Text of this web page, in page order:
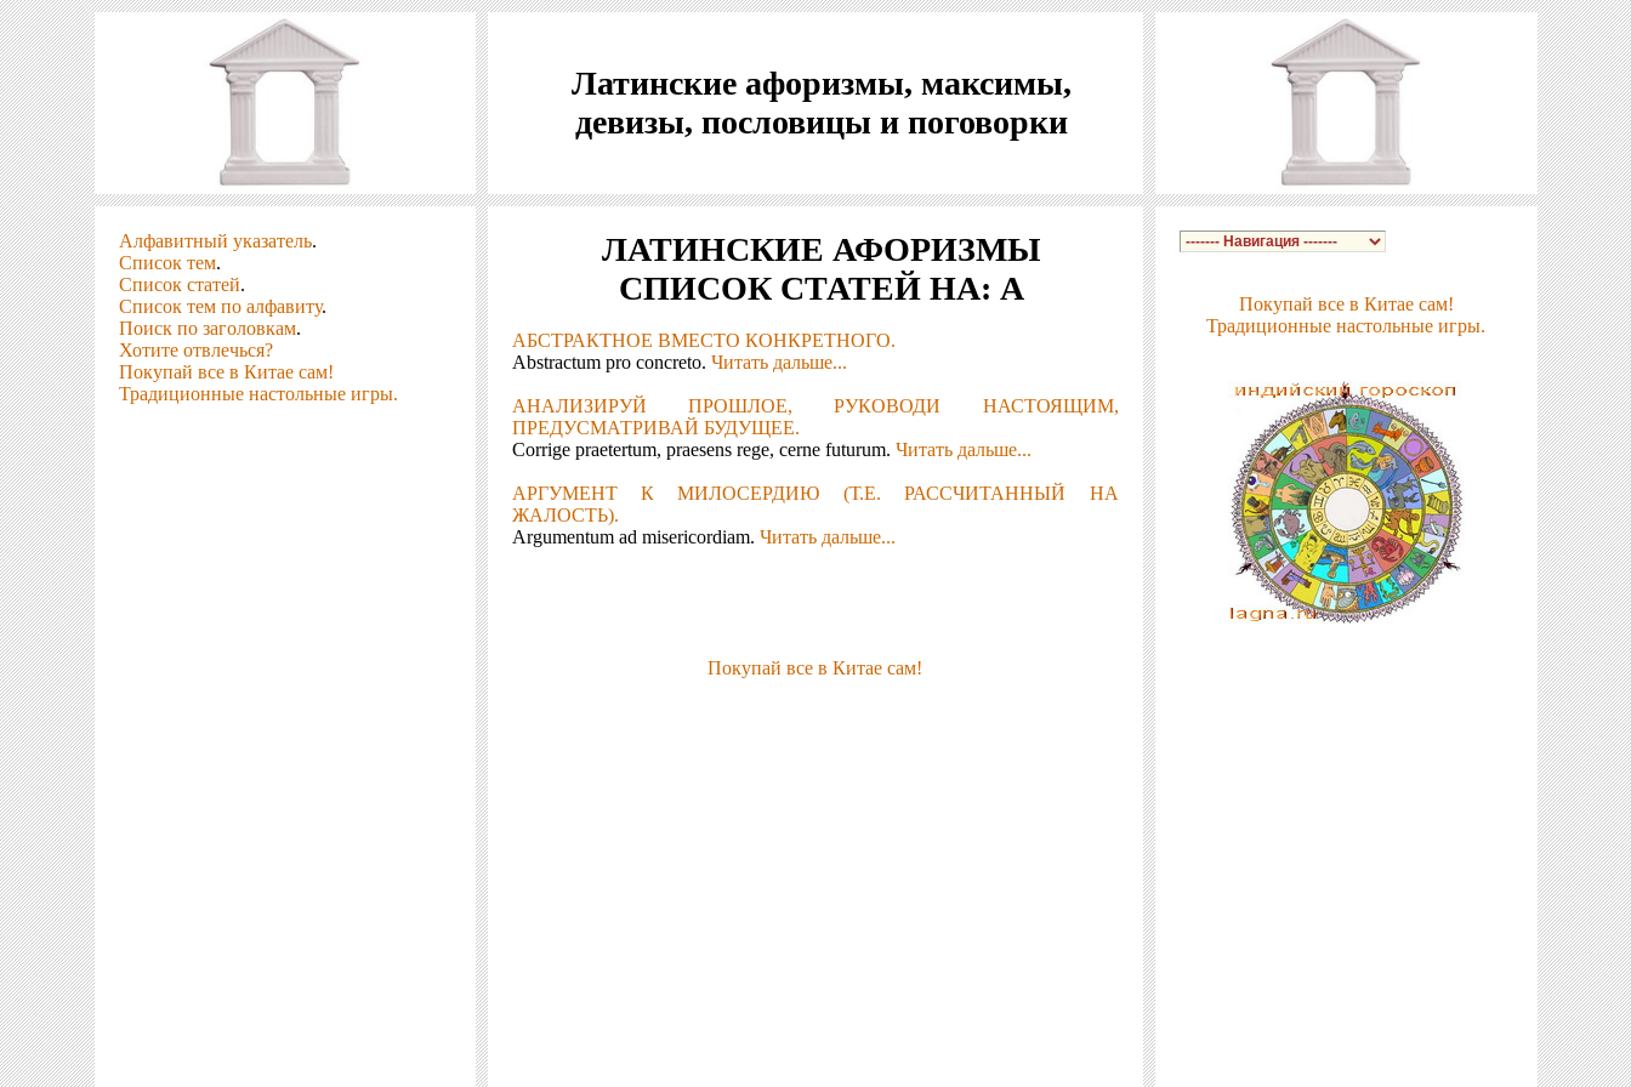
Латинские афоризмы, максимы,
девизы, пословицы и поговорки
Алфавитный указатель.
Список тем.
Список статей.
Список тем по алфавиту.
Поиск по заголовкам.
Хотите отвлечься?
Покупай все в Китае сам!
Традиционные настольные игры.
ЛАТИНСКИЕ АФОРИЗМЫ
СПИСОК СТАТЕЙ НА: А
АБСТРАКТНОЕ ВМЕСТО КОНКРЕТНОГО.
Abstractum pro concreto. Читать дальше...
АНАЛИЗИРУЙ ПРОШЛОЕ, РУКОВОДИ НАСТОЯЩИМ,
ПРЕДУСМАТРИВАЙ БУДУЩЕЕ.
Corrige praetertum, praesens rege, cerne futurum. Читать дальше...
АРГУМЕНТ К МИЛОСЕРДИЮ (Т.Е. РАССЧИТАННЫЙ НА
ЖАЛОСТЬ).
Argumentum ad misericordiam. Читать дальше...
Покупай все в Китае сам!
Покупай все в Китае сам!
Традиционные настольные игры.